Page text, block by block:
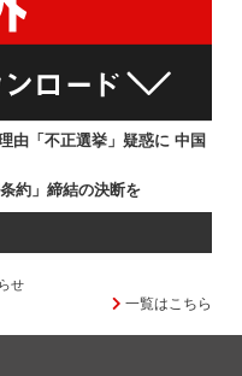
由「不正選挙」疑惑に 中国
約」締結の決断を
せ
一覧はこちら